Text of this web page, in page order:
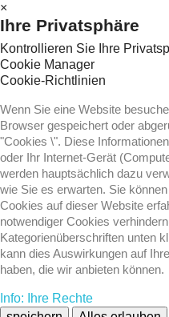
×
Ihre Privatsphäre
Kontrollieren Sie Ihre
Cookie Manager
Cookie-Richtlinien
Wenn Sie eine Website
Browser gespeichert oder
"Cookies \". Diese
oder Ihr Internet-Gerät
werden hauptsächlich dazu
wie Sie es erwarten. Sie
Cookies auf dieser Website
notwendiger Cookies
Kategorienüberschriften unten
kann dies Auswirkungen auf
haben, die wir anbieten können.
Info: Ihre Rechte